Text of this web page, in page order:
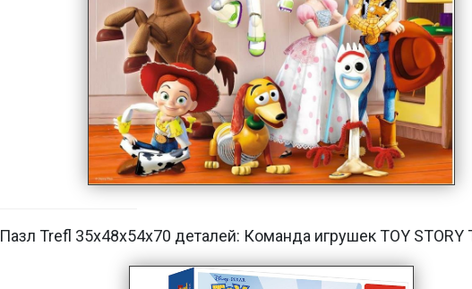
Пазл Trefl 35х48х54х70 деталей: Команда игрушек TOY STORY